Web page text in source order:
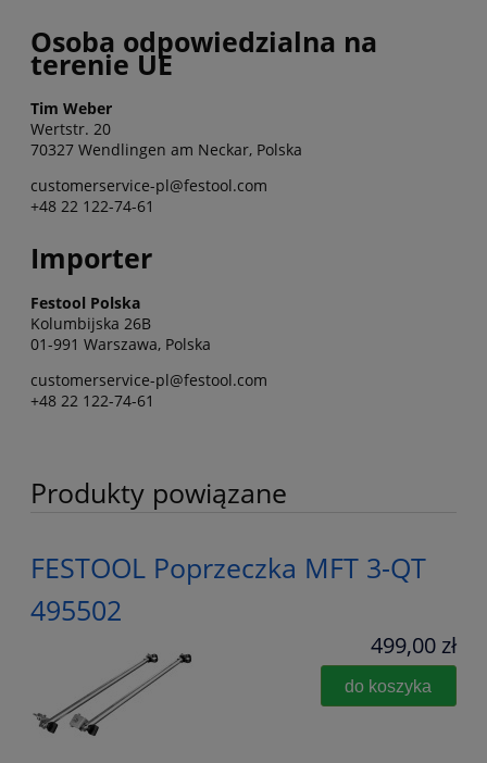
Osoba odpowiedzialna na
terenie UE
Tim Weber
Wertstr. 20
70327 Wendlingen am Neckar, Polska
customerservice-pl@festool.com
+48 22 122-74-61
Importer
Festool Polska
Kolumbijska 26B
01-991 Warszawa, Polska
customerservice-pl@festool.com
+48 22 122-74-61
Produkty powiązane
FESTOOL Poprzeczka MFT 3-QT
495502
499,00 zł
do koszyka